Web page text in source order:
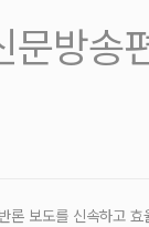
문방송
론 보도를 신속하고